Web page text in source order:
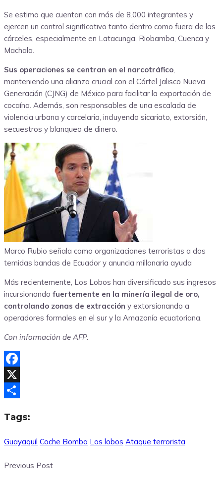
Se estima que cuentan con más de 8.000 integrantes y
ejercen un control significativo tanto dentro como fuera de las
cárceles, especialmente en Latacunga, Riobamba, Cuenca y
Machala.
Sus operaciones se centran en el narcotráfico
manteniendo una alianza crucial con el Cártel Jalisco Nueva
Generación (CJNG) de México para facilitar la exportación de
cocaína. Además, son responsables de una escalada de
violencia urbana y carcelaria, incluyendo sicariato, extorsión,
secuestros y blanqueo de dinero.
Marco Rubio señala como organizaciones terroristas a dos
temidas bandas de Ecuador y anuncia millonaria ayuda
Más recientemente, Los Lobos han diversificado sus ingresos
incursionando fuertemente en la minería ilegal de oro,
controlando zonas de extracción y extorsionando a
operadores formales en el sur y la Amazonía ecuatoriana.
Con información de AFP.
Facebook
X
Tags:
Guayaquil Coche Bomba Los lobos Ataque terrorista
Previous Post